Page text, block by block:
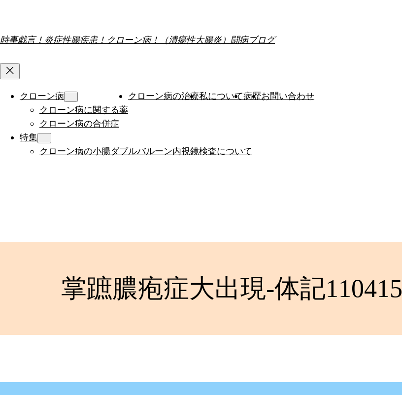
を
ス
キ
ッ
時事戯言！炎症性腸疾患！クローン病！（潰瘍性大腸炎）闘病ブログ
クローン病
クローン病に関する薬
クローン病の合併症
クローン病の治療私について病歴お問い合わせ
特集
クローン病の小腸ダブルバルーン内視鏡検査について
掌蹠膿疱症大出現-体記110415